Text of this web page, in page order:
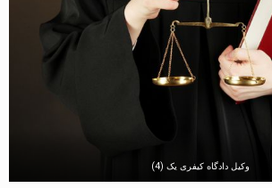
وکیل دادگاه کیفری یک (4)